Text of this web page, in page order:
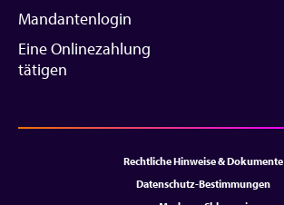
Mandantenlogin
Eine Onlinezahlung
tätigen
Rechtliche Hinweise & Dokumente
Datenschutz-Bestimmungen